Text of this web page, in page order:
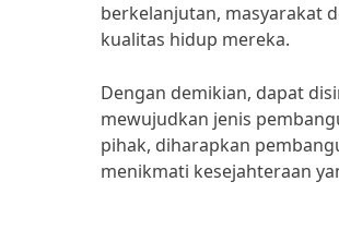
berkelanjutan, masyarakat
kualitas hidup mereka.
Dengan demikian, dapat
mewujudkan jenis
pihak, diharapkan
menikmati kesejahteraan